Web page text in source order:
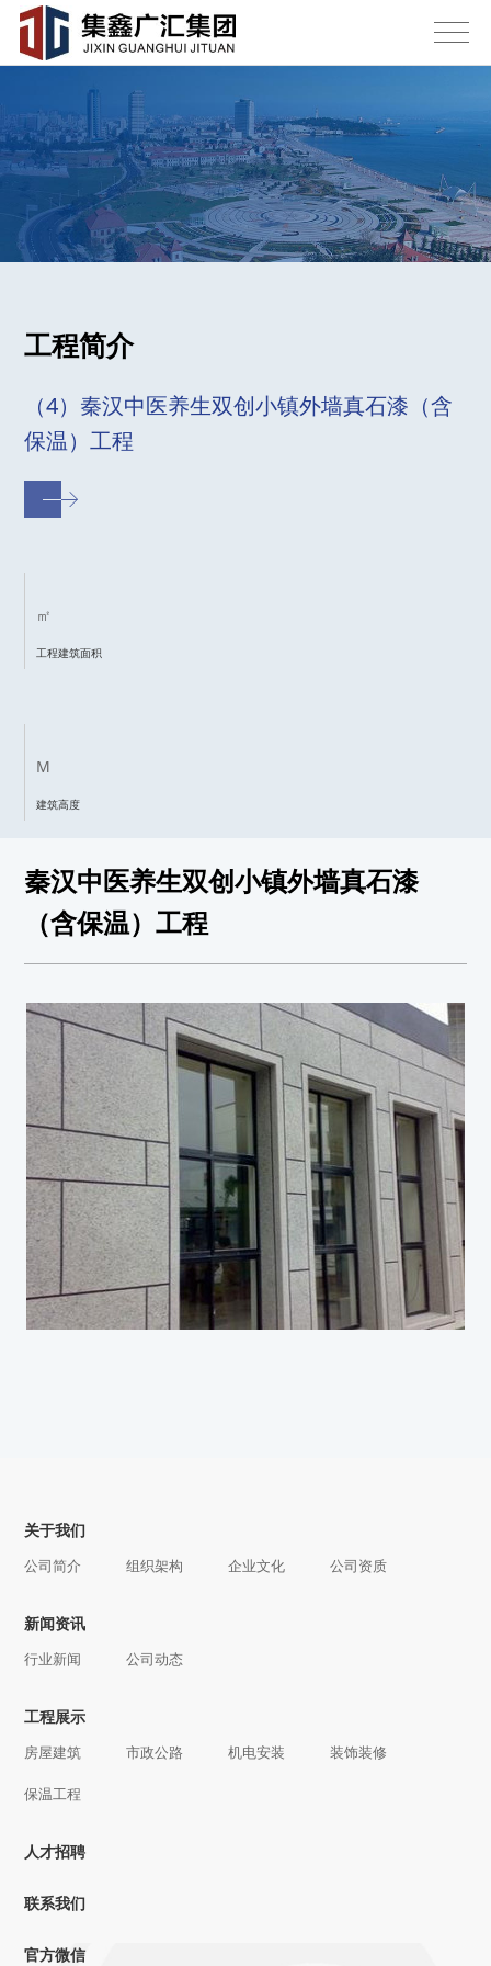
工程简介
（4）秦汉中医养生双创小镇外墙真石漆（含
保温）工程
㎡
工程建筑面积
M
建筑高度
秦汉中医养生双创小镇外墙真石漆
（含保温）工程
关于我们
公司简介 组织架构 企业文化 公司资质
新闻资讯
行业新闻 公司动态
工程展示
房屋建筑 市政公路 机电安装 装饰装修
保温工程
人才招聘
联系我们
官方微信